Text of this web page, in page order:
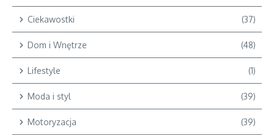
Ciekawostki (37)
Dom i Wnętrze (48)
Lifestyle (1)
Moda i styl (39)
Motoryzacja (39)